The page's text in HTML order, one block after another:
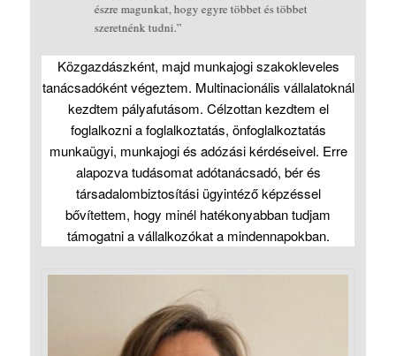
észre magunkat, hogy egyre többet és többet
szeretnénk tudni.”
Közgazdászként, majd munkajogi szakokleveles
tanácsadóként végeztem. Multinacionális vállalatoknál
kezdtem pályafutásom. Célzottan kezdtem el
foglalkozni a foglalkoztatás, önfoglalkoztatás
munkaügyi, munkajogi és adózási kérdéseivel. Erre
alapozva tudásomat adótanácsadó, bér és
társadalombiztosítási ügyintéző képzéssel
bővítettem, hogy minél hatékonyabban tudjam
támogatni a vállalkozókat a mindennapokban.